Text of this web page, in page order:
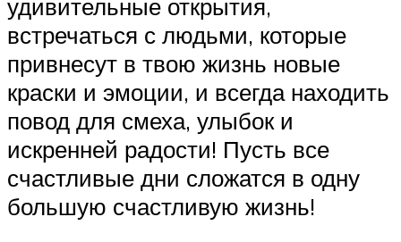
удивительные открытия,
встречаться с людьми, которые
привнесут в твою жизнь новые
краски и эмоции, и всегда находить
повод для смеха, улыбок и
искренней радости! Пусть все
счастливые дни сложатся в одну
большую счастливую жизнь!